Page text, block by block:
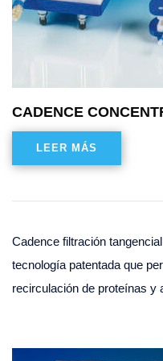
CADENCE
LEER MÁS
Cadence filtración
tecnología patentada que
recirculación de proteínas